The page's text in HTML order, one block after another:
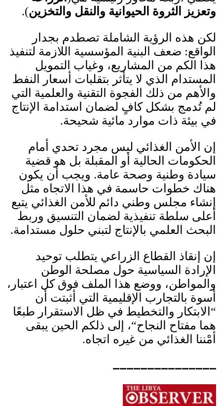
وتعزيز الثروة الحيوانية والنقل والتخزين).
لكن هذه الرؤية الشاملة تصطدم بجدار
الواقع: ضعف البنية المؤسسية اللازمة لتنفيذ
هذا الكم من المشاريع، وغياب التمويل
المستدام الذي لا يتأثر بتقلبات أسعار النفط
والأهم من ذلك الفجوة التقنية والعلمية التي
لم تُدمج بشكل كافٍ لضمان استدامة الإنتاج
في بيئة ذات موارد مائية شحيحة.
إن الأمن الغذائي ليس مجرد تحدي أمام
الحكومات الحالية أو المقبلة بل هو قضية
سيادة وطنية وصحة عامة. ويجب أن يكون
هناك خطوات حاسمة في هذا الاتجاه مثل
إنشاء مجلس وطني دائم للأمن الغذائي يتبع
أعلى سلطة تنفيذية لضمان التنسيق وربط
البحث العلمي بالإنتاج لتبني حلول مستدامة.
إن إنقاذ القطاع الزراعي يتطلب توحيد
الإرادة السياسية حول مصلحة الوطن
والمواطن، ووضع هذا الملف فوق كل اعتبار،
أسوة بالتجارب الإقليمية التي أثبتت أن
“ الابتكار والتخطيط في ظل الاستقرار طبعًا
هما مفتاح النجاح“، إلى ذلكم الحين يبقى
أمْننا الغذائي من غيره اتجاه.
_______________